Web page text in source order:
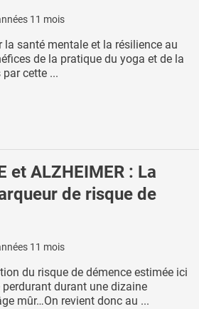
11 mois
santé mentale et la résilience au
de la pratique du yoga et de la
cette ...
et ALZHEIMER : La
de risque de
11 mois
du risque de démence estimée ici
durant une dizaine
mûr…On revient donc au ...